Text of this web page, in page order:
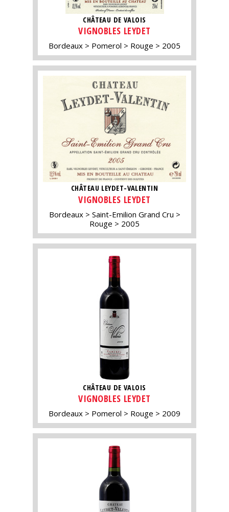
CHÂTEAU DE VALOIS
VIGNOBLES LEYDET
Bordeaux Pomerol Rouge 2005
CHÂTEAU LEYDET-VALENTIN
VIGNOBLES LEYDET
Bordeaux
Saint-Emilion Grand Cru
Rouge
2005
CHÂTEAU DE VALOIS
VIGNOBLES LEYDET
Bordeaux Pomerol Rouge 2009